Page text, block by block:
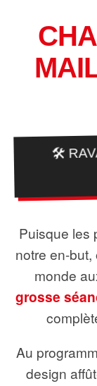
🛠️
Puisque les
notre en-
monde
grosse
Au
design